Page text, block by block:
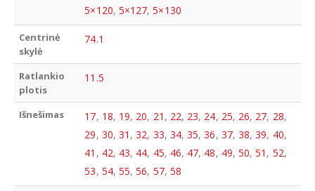
5×120, 5×127,5×130
Centrinė
skylė
74.1
Ratlankio
plotis
11.5
Išnešimas 17, 18, 19, 20, 21 , 22, 23, 24, 25, 26, 27, 28,
29, 30, 31 ,32, 33, 34,35,36, 37, 38,39, 40,
41 , 42, 43, 44, 45, 46, 47, 48, 49, 50,51 , 52,
53, 54, 55,56, 57, 58